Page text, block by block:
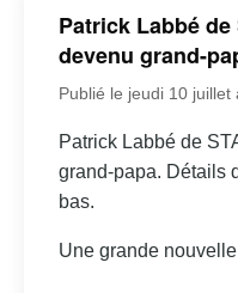
Patrick Labbé de
devenu grand-
Publié le jeudi 10 juillet
Patrick Labbé de
grand-papa. Détails
bas.
Une grande